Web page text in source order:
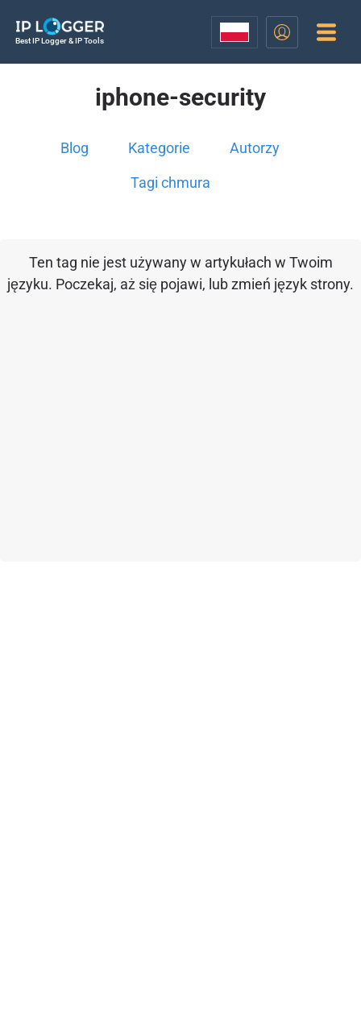
Best IP Logger & IP Tools
iphone-security
Blog Kategorie Autorzy
Tagi chmura